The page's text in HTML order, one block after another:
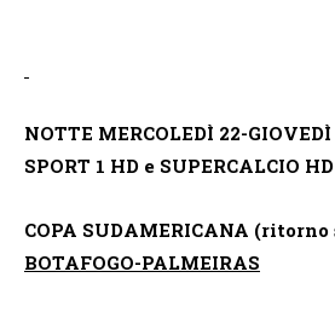
NOTTE MERCOLEDÌ 22-
SPORT 1 HD e SUPERCALCIO HD
COPA SUDAMERICANA
BOTAFOGO-PALMEIRAS